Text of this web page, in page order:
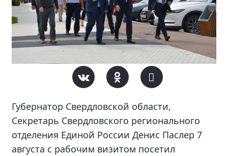
Губернатор Свердловской области,
Секретарь Свердловского регионального
отделения Единой России Денис Паслер 7
августа с рабочим визитом посетил